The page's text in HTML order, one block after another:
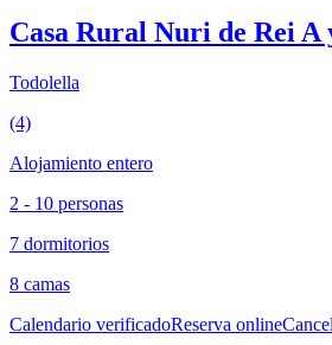
Casa Rural Nuri de Rei A
Todolella
(4)
Alojamiento entero
2 - 10 personas
7 dormitorios
8 camas
Calendario verificadoReserva online